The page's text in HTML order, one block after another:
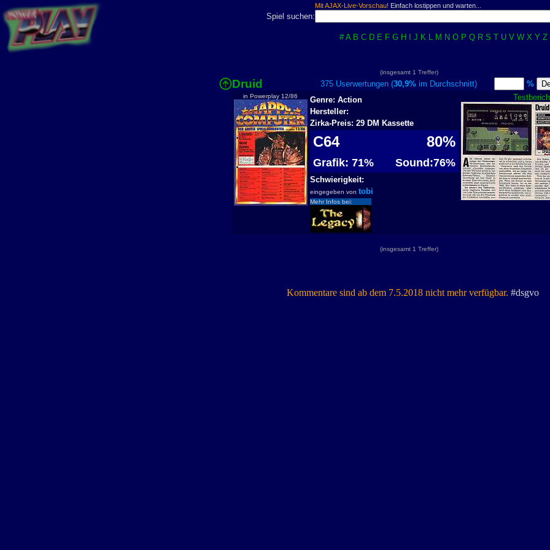
Mit AJAX-Live-Vorschau! Einfach lostippen und warten...
Spiel suchen:
# A B C D E F G H J K L M N O P Q R S T U V W X Y Z
(insgesamt 1 Treffer)
Druid 375 Userwertungen (30,9%im Durchschnitt) %
in Powerplay 12/86
Genre: Action
Hersteller:
Zirka-Preis: 29 DM Kassette
C64 80%
Grafik: 71% Sound:76%
Schwierigkeit:
eingegeben von tobi
Mehr Infos bei:
(insgesamt 1 Treffer)
Kommentare sind ab dem 7.5.2018 nicht mehr verfügbar. #dsgvo